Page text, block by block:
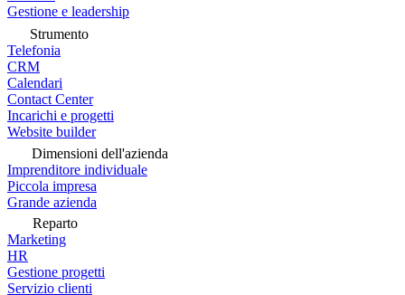
Gestione e leadership
Strumento
Telefonia
CRM
Calendari
Contact Center
Incarichi e progetti
Website builder
Dimensioni dell'azienda
Imprenditore individuale
Piccola impresa
Grande azienda
Reparto
Marketing
HR
Gestione progetti
Servizio clienti